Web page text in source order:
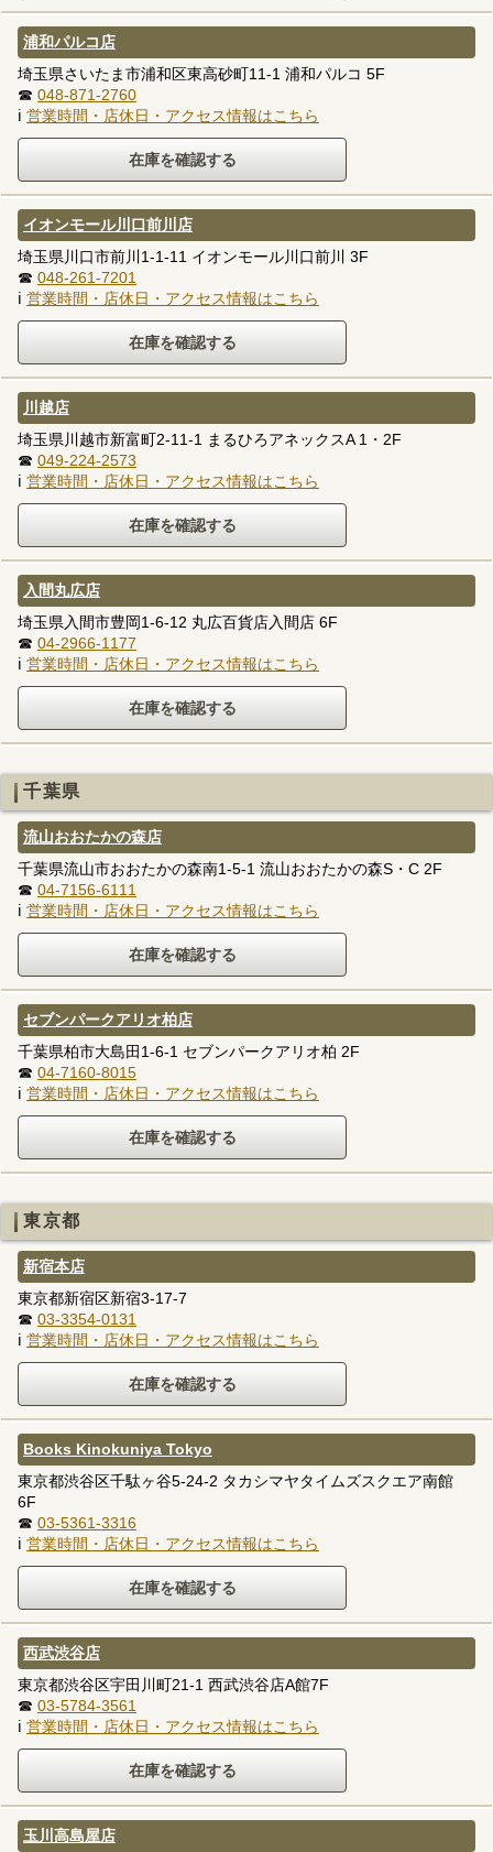
浦和パルコ店
埼玉県さいたま市浦和区東高砂町11-1 浦和パルコ 5F
☎ 048-871-2760
ℹ 営業時間・店休日・アクセス情報はこちら
イオンモール川口前川店
埼玉県川口市前川1-1-11 イオンモール川口前川 3F
☎ 048-261-7201
ℹ 営業時間・店休日・アクセス情報はこちら
川越店
埼玉県川越市新富町2-11-1 まるひろアネックスA 1・2F
☎ 049-224-2573
ℹ 営業時間・店休日・アクセス情報はこちら
入間丸広店
埼玉県入間市豊岡1-6-12 丸広百貨店入間店 6F
☎ 04-2966-1177
ℹ 営業時間・店休日・アクセス情報はこちら
千葉県
流山おおたかの森店
千葉県流山市おおたかの森南1-5-1 流山おおたかの森S・C 2F
☎ 04-7156-6111
ℹ 営業時間・店休日・アクセス情報はこちら
セブンパークアリオ柏店
千葉県柏市大島田1-6-1 セブンパークアリオ柏 2F
☎ 04-7160-8015
ℹ 営業時間・店休日・アクセス情報はこちら
東京都
新宿本店
東京都新宿区新宿3-17-7
☎ 03-3354-0131
ℹ 営業時間・店休日・アクセス情報はこちら
Books Kinokuniya Tokyo
東京都渋谷区千駄ヶ谷5-24-2 タカシマヤタイムズスクエア南館
6F
☎ 03-5361-3316
ℹ 営業時間・店休日・アクセス情報はこちら
西武渋谷店
東京都渋谷区宇田川町21-1 西武渋谷店A館7F
☎ 03-5784-3561
ℹ 営業時間・店休日・アクセス情報はこちら
玉川高島屋店